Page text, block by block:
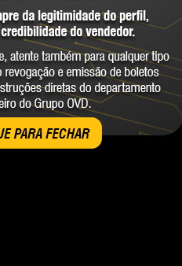
PARA FECHAR
Atendimento Comercial: |
(41) 2101 0550
Atendimento de segunda a sexta-feira,